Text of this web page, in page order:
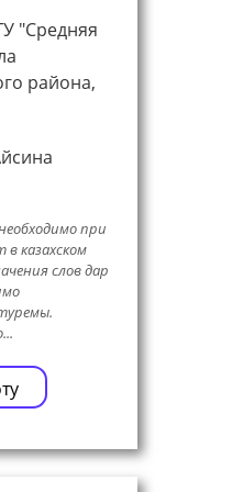
"Средняя
района,
при
в казахском
слов дар